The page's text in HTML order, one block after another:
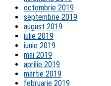
octombrie 2019
septembrie 2019
august 2019
iulie 2019
iunie 2019
mai 2019
aprilie 2019
martie 2019
februarie 2019